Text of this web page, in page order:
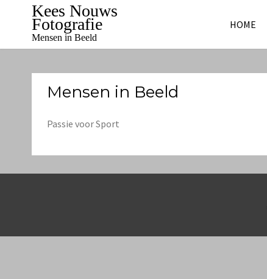
content
Kees Nouws
Fotografie
Mensen in Beeld
HOME
Mensen in Beeld
Passie voor Sport